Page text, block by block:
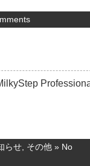
らせ その他 » No